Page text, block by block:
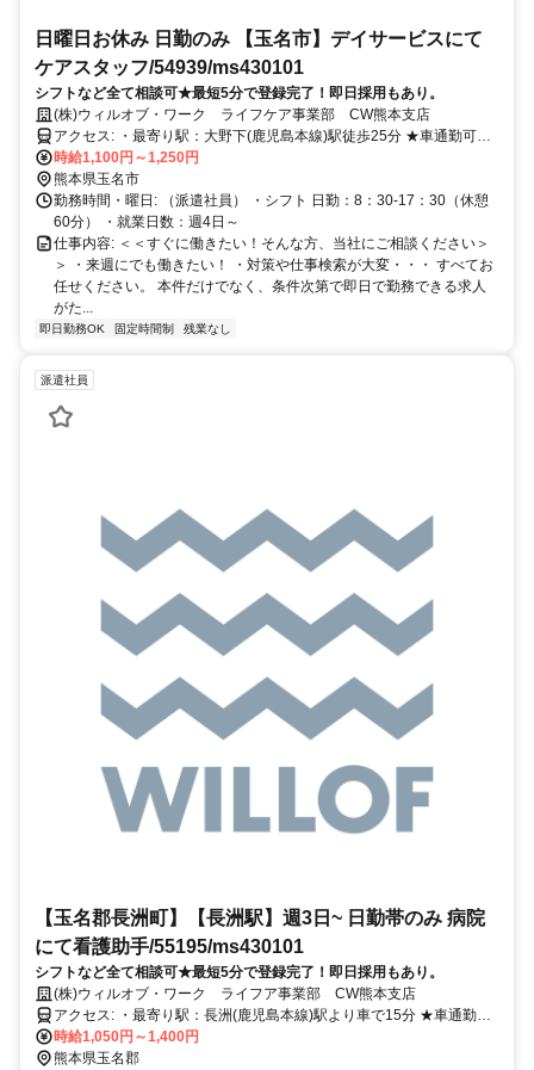
日曜日お休み 日勤のみ 【玉名市】デイサービスにて
ケアスタッフ/54939/ms430101
シフトなど全て相談可★最短5分で登録完了！即日採用もあり。
(株)ウィルオブ・ワーク ライフケア事業部 CW熊本支店
アクセス: ・最寄り駅：大野下(鹿児島本線)駅徒歩25分 ★車通勤可能
です
時給1,100円～1,250円
熊本県玉名市
勤務時間・曜日: （派遣社員） ・シフト 日勤：8：30-17：30（休憩
60分） ・就業日数：週4日～
仕事内容: ＜＜すぐに働きたい！そんな方、当社にご相談ください＞
＞ ・来週にでも働きたい！ ・対策や仕事検索が大変・・・ すべてお
任せください。 本件だけでなく、条件次第で即日で勤務できる求人
がた...
即日勤務OK 固定時間制 残業なし
派遣社員
【玉名郡長洲町】【長洲駅】週3日~ 日勤帯のみ 病院
にて看護助手/55195/ms430101
シフトなど全て相談可★最短5分で登録完了！即日採用もあり。
(株)ウィルオブ・ワーク ライフア事業部 CW熊本支店
アクセス: ・最寄り駅：長洲(鹿児島本線)駅より車で15分 ★車通勤可
能です！
時給1,050円～1,400円
熊本県玉名郡